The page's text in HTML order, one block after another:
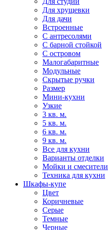
Для хрущевки
Для дачи
Встроенные
С антресолями
С барной стойкой
С островом
Малогабаритные
Модульные
Скрытые ручки
Размер
Мини-кухни
Узкие
3 кв. м.
5 кв. м.
6 кв. м.
9 кв. м.
Все для кухни
Варианты отделки
Мойки и смесители
Техника для кухни
Шкафы-купе
Цвет
Коричневые
Серые
Темные
Черные